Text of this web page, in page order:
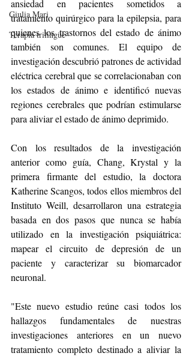
Giulia Mari
Terapia trilingüe
ansiedad en pacientes sometidos a
tratamiento quirúrgico para la epilepsia, para
quienes los trastornos del estado de ánimo
también son comunes. El equipo de
investigación descubrió patrones de actividad
eléctrica cerebral que se correlacionaban con
los estados de ánimo e identificó nuevas
regiones cerebrales que podrían estimularse
para aliviar el estado de ánimo deprimido.
Con los resultados de la investigación
anterior como guía, Chang, Krystal y la
primera firmante del estudio, la doctora
Katherine Scangos, todos ellos miembros del
Instituto Weill, desarrollaron una estrategia
basada en dos pasos que nunca se había
utilizado en la investigación psiquiátrica:
mapear el circuito de depresión de un
paciente y caracterizar su biomarcador
neuronal.
"Este nuevo estudio reúne casi todos los
hallazgos fundamentales de nuestras
investigaciones anteriores en un nuevo
tratamiento completo destinado a aliviar la